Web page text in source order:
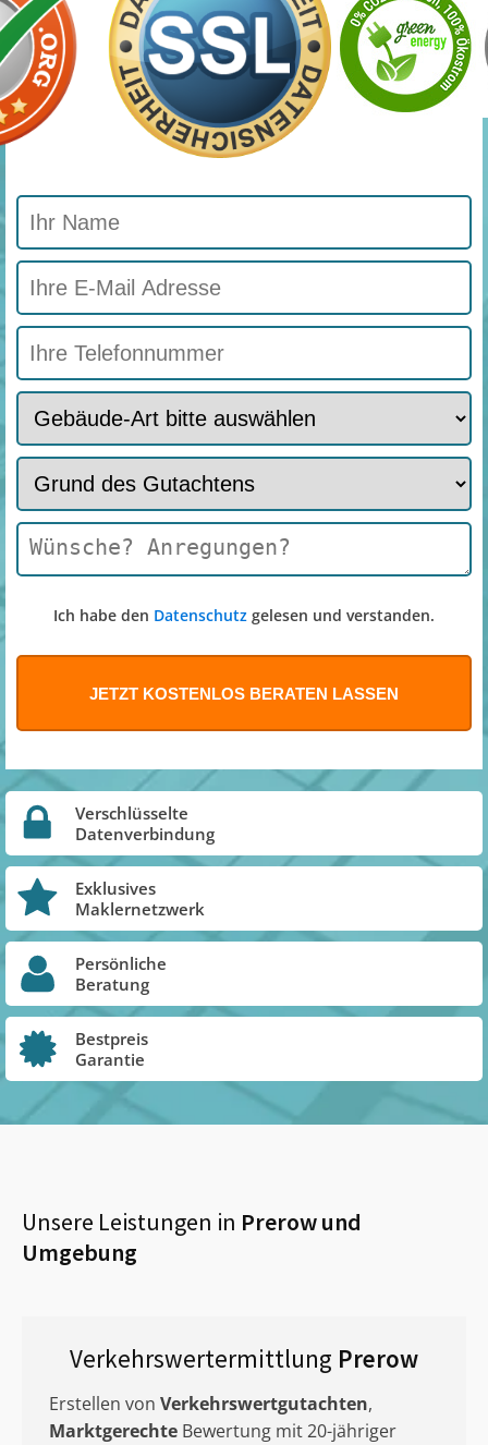
Ich habe den Datenschutz gelesen und verstanden.
Verschlüsselte
Datenverbindung
Exklusives
Maklernetzwerk
Persönliche
Beratung
Bestpreis
Garantie
Unsere Leistungen in Prerowund
Umgebung
Verkehrswertermittlung Prerow
Erstellen von Verkehrswertgutachten,
Marktgerechte Bewertung mit 20-jähriger